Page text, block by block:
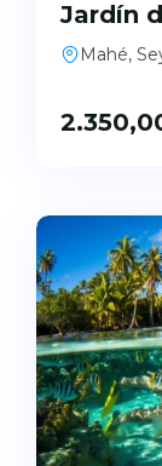
Jardín
Mahé,